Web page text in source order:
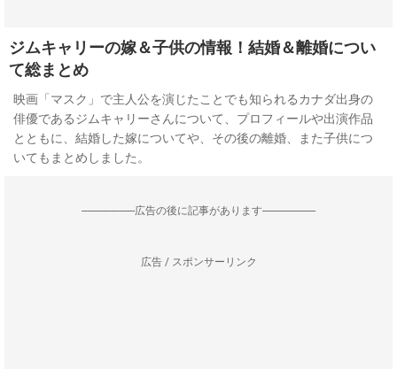
ジムキャリーの嫁＆子供の情報！結婚＆離婚につい
て総まとめ
映画「マスク」で主人公を演じたことでも知られるカナダ出身の
俳優であるジムキャリーさんについて、プロフィールや出演作品
とともに、結婚した嫁についてや、その後の離婚、また子供につ
いてもまとめしました。
--------------------広告の後に記事があります--------------------
広告 / スポンサーリンク